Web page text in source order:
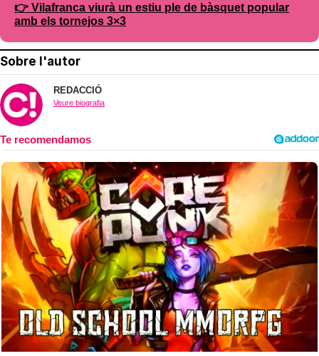
👉 Vilafranca viurà un estiu ple de bàsquet popular
amb els tornejos 3×3
Sobre l'autor
REDACCIÓ
Veure biografia